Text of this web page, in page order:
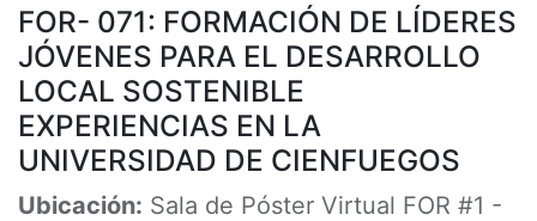
FOR- 071: FORMACIÓN DE LÍDERES
JÓVENES PARA EL DESARROLLO
LOCAL SOSTENIBLE
EXPERIENCIAS EN LA
UNIVERSIDAD DE CIENFUEGOS
Ubicación: Sala de Póster Virtual FOR #1 -